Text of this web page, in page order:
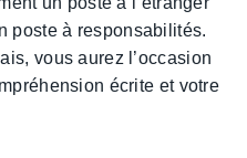
poste à responsabilités.
vous aurez l’occasion
écrite et votre